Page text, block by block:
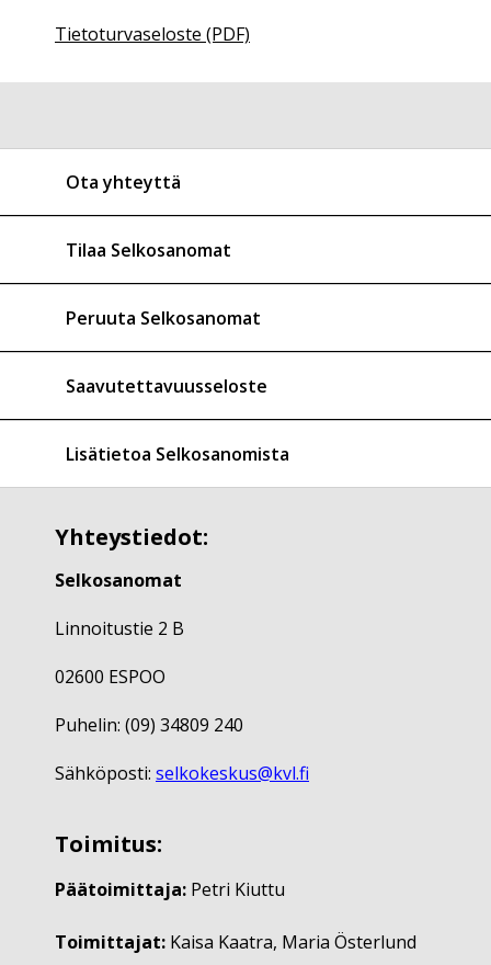
Tietoturvaseloste (PDF)
Ota yhteyttä
Tilaa Selkosanomat
Peruuta Selkosanomat
Saavutettavuusseloste
Lisätietoa Selkosanomista
Yhteystiedot:
Selkosanomat
Linnoitustie 2 B
02600 ESPOO
Puhelin: (09) 34809 240
Sähköposti: selkokeskus@kvl.fi
Toimitus:
Päätoimittaja: Petri Kiuttu
Toimittajat: Kaisa Kaatra, Maria Österlund